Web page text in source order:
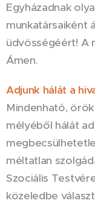
Egyházadnak
munkatársaiként
üdvösségéért! A
Ámen.
Adjunk hálát a
Mindenható,
mélyéből hálát
méltatlan
Szociális
közeledbe